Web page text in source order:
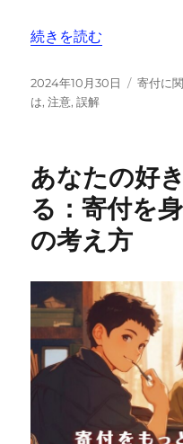
“怪しい？『働けば？
続きを読む
投
稿
2024年10月30日
カ
寄付に
は,注意,誤解
あなたの好
る：寄付を
の考え方